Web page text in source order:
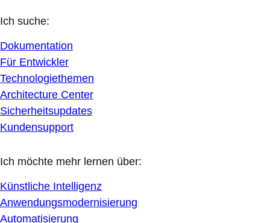
Ich suche:
Dokumentation
Für Entwickler
Technologiethemen
Architecture Center
Sicherheitsupdates
Kundensupport
Ich möchte mehr lernen über:
Künstliche Intelligenz
Anwendungsmodernisierung
Automatisierung